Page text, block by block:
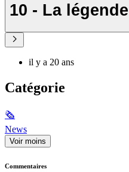
10 - La
il y a 20 ans
Catégorie
🗞
News
Voir moins
Commentaires